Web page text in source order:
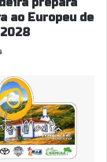
prepara
ao Europeu de